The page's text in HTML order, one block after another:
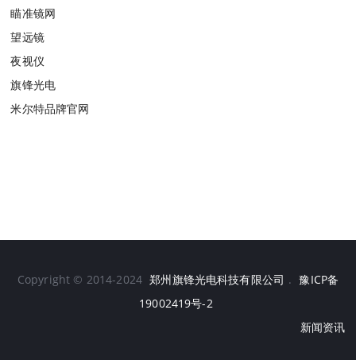
瞄准镜网
望远镜
夜视仪
旗锋光电
米尔特品牌官网
Copyright © 2014-2024 郑州旗锋光电科技有限公司 . 豫ICP备
19002419号-2
新闻资讯